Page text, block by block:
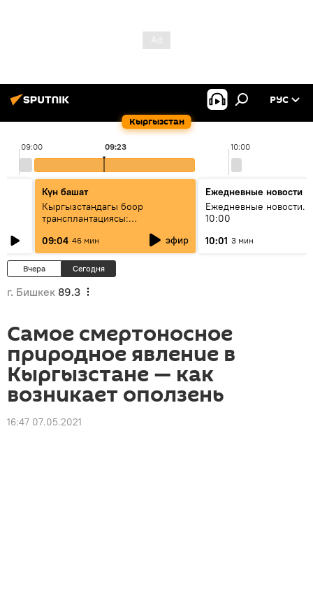
Кыргызстан
РУС
09:00 10:00
09:23
Күн башат
Кыргызстандагы боор
трансплантациясы:
жетишкендиктер жана өнүгүү
келечеги
09:04 46 мин эфир
Ежедневные новости
Ежедневные новости.
10:00
10:01 3 мин
Вчера Сегодня
г. Бишкек 89.3
Самое смертоносное
природное явление в
Кыргызстане — как
возникает оползень
16:47 07.05.2021